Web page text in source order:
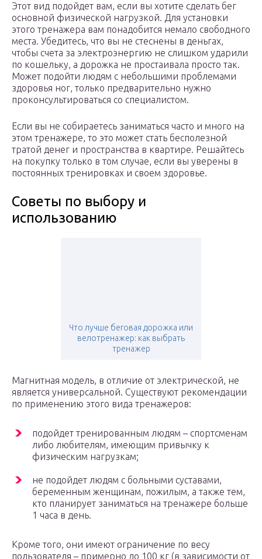
Этот вид подойдет вам, если вы хотите сделать бег
основной физической нагрузкой. Для установки
этого тренажера вам понадобится немало свободного
места. Убедитесь, что вы не стеснены в деньгах,
чтобы счета за электроэнергию не слишком ударили
по кошельку, а дорожка не простаивала просто так.
Может подойти людям с небольшими проблемами
здоровья ног, только предварительно нужно
проконсультироваться со специалистом.
Если вы не собираетесь заниматься часто и много на
этом тренажере, то это может стать бесполезной
тратой денег и пространства в квартире. Решайтесь
на покупку только в том случае, если вы уверены в
постоянных тренировках и своем здоровье.
Советы по выбору и
использованию
Что лучше беговая дорожка или
велотренажер: как выбрать
тренажер
Магнитная модель, в отличие от электрической, не
является универсальной. Существуют рекомендации
по применению этого вида тренажеров:
подойдет тренированным людям – спортсменам
либо любителям, имеющим привычку к
физическим нагрузкам;
не подойдет людям с больными суставами,
беременным женщинам, пожилым, а также тем,
кто планирует заниматься на тренажере больше
1 часа в день.
Кроме того, они имеют ограничение по весу
пользователя – примерно до 100 кг (в зависимости от